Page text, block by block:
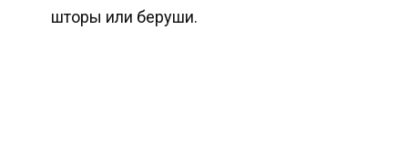
шторы или беруши.